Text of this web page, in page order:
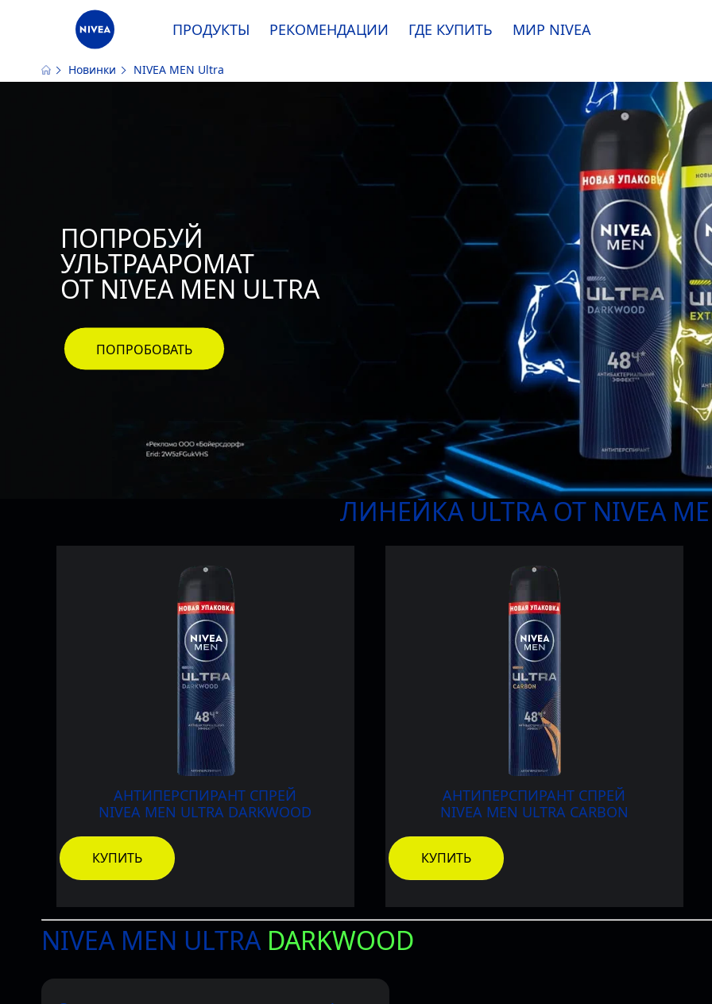
Наш сайт использует файлы cookie. Пожалуйста, ознакомьтесь синформацией по использованию файлов
ПРИНЯТЬ
ИЗМЕНИТЬ
ПРОДУКТЫ РЕКОМЕНДАЦИИ ГДЕ КУПИТЬ МИР NIVEA
Новинки NIVEA MEN Ultra
ПОПРОБУЙ
УЛЬТРААРОМАТ
ОТ NIVEA MEN ULTRA
ПОПРОБОВАТЬ
ЛИНЕЙКА ULTRAОТ NIVEA
АНТИПЕРСПИРАНТ СПРЕЙ
NIVEA MEN ULTRA DARKWOOD
КУПИТЬ
АНТИПЕРСПИРАНТ СПРЕЙ
NIVEA MEN ULTRA CARBON
КУПИТЬ
NIVEA MEN ULTRA DARKWOOD